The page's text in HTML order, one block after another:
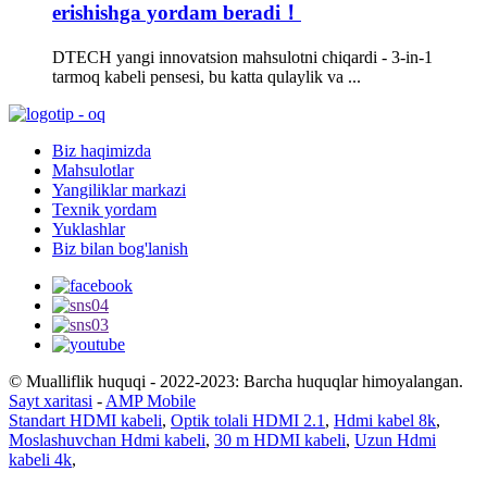
erishishga yordam beradi！
DTECH yangi innovatsion mahsulotni chiqardi - 3-in-1
tarmoq kabeli pensesi, bu katta qulaylik va ...
Biz haqimizda
Mahsulotlar
Yangiliklar markazi
Texnik yordam
Yuklashlar
Biz bilan bog'lanish
© Mualliflik huquqi - 2022-2023: Barcha huquqlar himoyalangan.
Sayt xaritasi - AMP Mobile
Standart HDMI kabeli, Optik tolali HDMI 2.1 , Hdmi kabel 8k,
Moslashuvchan Hdmi kabeli, 30 m HDMI kabeli, Uzun Hdmi
kabeli 4k,